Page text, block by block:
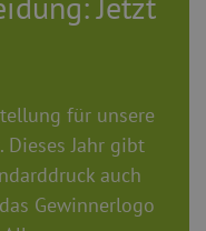
für unsere
Jahr gibt
auch
Gewinnerlogo